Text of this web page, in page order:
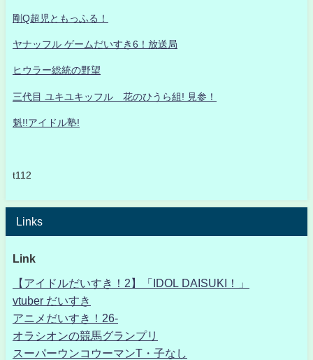
剛Q超児ともっふる！
ヤナッフル ゲームだいすき6！放送局
ヒウラー総統の野望
三代目 ユキユキッフル 花のひうら組! 見参！
魁!!アイドル塾!
t112
Links
Link
【アイドルだいすき！2】「IDOL DAISUKI！」
vtuber だいすき
アニメだいすき！26-
オラシオンの競馬グランプリ
スーパーウンコウーマンT・子なし